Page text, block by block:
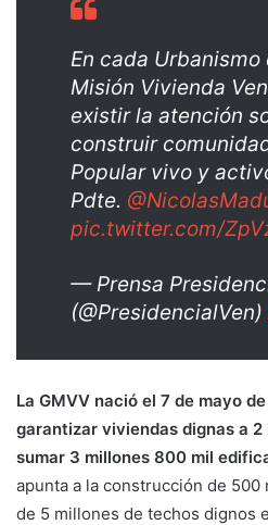
En cada Urbanismo
Misión Vivienda
existir la atención
construir
Popular vivo y
Pdte.
pic.twitter.com/
— Prensa
(@PresidencialVen)
La GMVV nació el 7 de mayo
garantizar viviendas dignas a
sumar 3 millones 800 mil
apunta a la construcción de
de 5 millones de techos dignos